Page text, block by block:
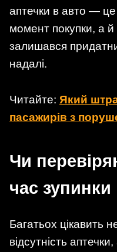
аптечки в авто —
момент покупки, а
залишався
надалі.
Читайте: Який
пасажирів з
Чи
час зупинки
Багатьох цікавить
відсутність